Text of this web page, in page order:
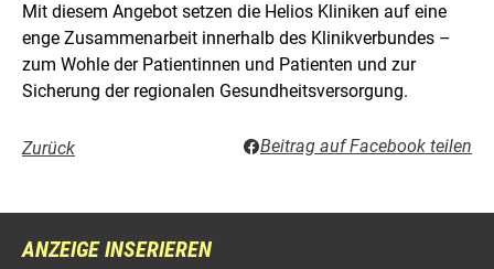
Mit diesem Angebot setzen die Helios Kliniken auf eine
enge Zusammenarbeit innerhalb des Klinikverbundes –
zum Wohle der Patientinnen und Patienten und zur
Sicherung der regionalen Gesundheitsversorgung.
Zurück Beitrag auf Facebook teilen
ANZEIGE INSERIEREN